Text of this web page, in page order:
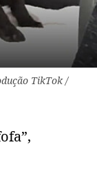
TikTok /